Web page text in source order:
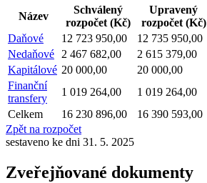
Název
Schválený
rozpočet (Kč)
Upravený
rozpočet (Kč)
Daňové
12 723 950,00 12 735 950,00
Nedaňové
2 467 682,00 2 615 379,00
Kapitálové 20 000,00 20 000,00
Finanční
transfery
1 019 264,00 1 019 264,00
Celkem
16 230 896,00 16 390 593,00
Zpět na rozpočet
sestaveno ke dni 31. 5. 2025
Zveřejňované dokumenty